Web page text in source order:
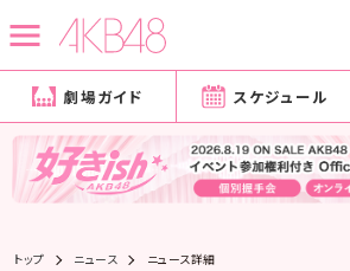
劇場ガイド スケジュール
トップ ニュース ニュース詳細